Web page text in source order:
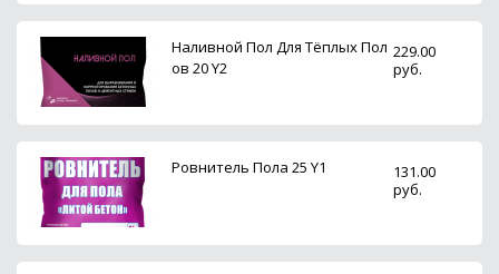
Наливной Пол Для Тёплых Пол
ов 20 Y2
229.00
руб.
Ровнитель Пола 25 Y1
131.00
руб.